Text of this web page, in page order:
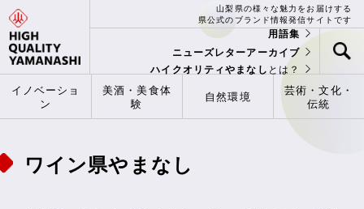
山梨県の様々な魅力をお届けする
県公式のブランド情報発信サイトです
用語集
ニューズレターアーカイブ
ハイクオリティやまなし とは？
イノベーショ
ン
美酒・美食体
験
自然環境
芸術・文化・
伝統
ワイン県やまなし